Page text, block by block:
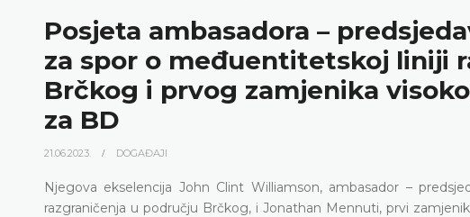
Posjeta ambasadora –
za spor o međuentitetskoj liniji
Brčkog i prvog zamjenika
za BD
21.06.2023. DOGAĐAJI
Njegova ekselencija John Clint Williamson, ambasador –
razgraničenja u području Brčkog, i Jonathan Mennuti, prvi